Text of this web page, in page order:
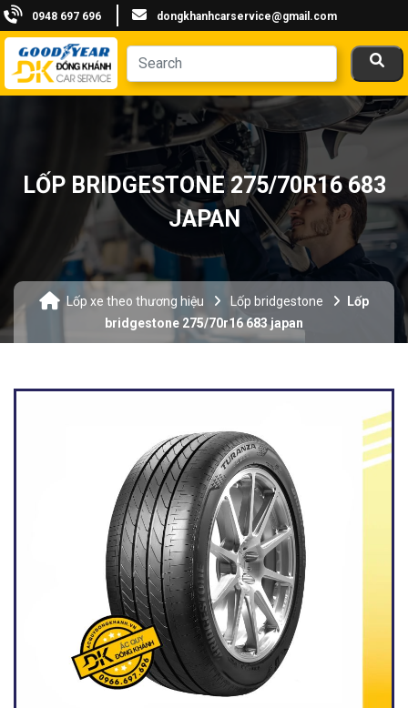
0948 697 696 dongkhanhcarservice@gmail.com
LỐP BRIDGESTONE 275/70R16 683
JAPAN
Lốp xe theo thương hiệu Lốp bridgestone
Lốp
bridgestone 275/70r16 683 japan